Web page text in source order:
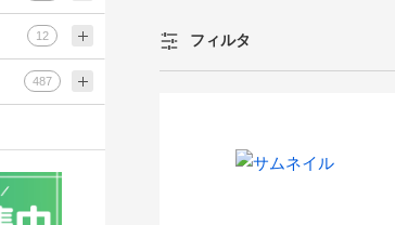
12
487
フィルタ